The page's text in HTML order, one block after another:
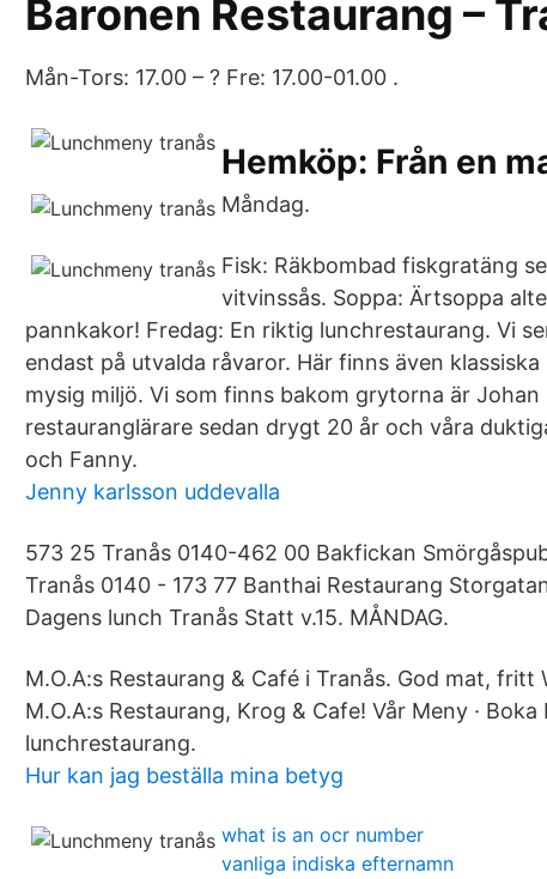
Baronen Restaurang –
Mån-Tors: 17.00 – ? Fre: 17.00-01.00 .
Hemköp: Från en
Måndag.
Fisk: Räkbombad fiskgratäng
vitvinssås. Soppa: Ärtsoppa
pannkakor! Fredag: En riktig lunchrestaurang. Vi
endast på utvalda råvaror. Här finns även
mysig miljö. Vi som finns bakom grytorna är
restauranglärare sedan drygt 20 år och våra
och Fanny.
Jenny karlsson uddevalla
573 25 Tranås 0140-462 00 Bakfickan
Tranås 0140 - 173 77 Banthai Restaurang
Dagens lunch Tranås Statt v.15. MÅNDAG.
M.O.A:s Restaurang & Café i Tranås. God mat,
M.O.A:s Restaurang, Krog & Cafe! Vår Meny ·
lunchrestaurang.
Hur kan jag beställa mina betyg
what is an ocr number
vanliga indiska efternamn